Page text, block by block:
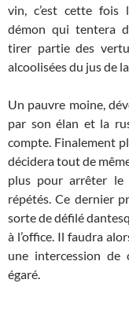
vin, c’est cette fois
démon qui tentera
tirer partie des
alcoolisées du jus de
Un pauvre moine,
par son élan et la
compte. Finalement
décidera tout de
plus pour arrêter le
répétés. Ce dernier
sorte de défilé
à l’office. Il faudra
une intercession
égaré.